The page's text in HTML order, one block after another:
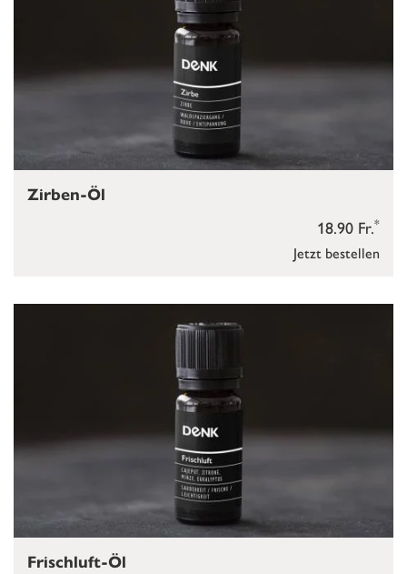
Jetzt bestellen
18.90 Fr.*
Zirben-Öl
Frischluft-Öl